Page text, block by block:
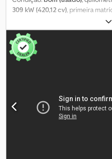
309 kW (420,12 cv) , primeira
, tamanho do
de eixo:6x2, distância entre eixos:
travões:retardador
cama , tipo de engrenagem:
12, classe de emissão:
condicionado, ar condicionado
de tração, controlo de
retrovisor elétrico, fecho